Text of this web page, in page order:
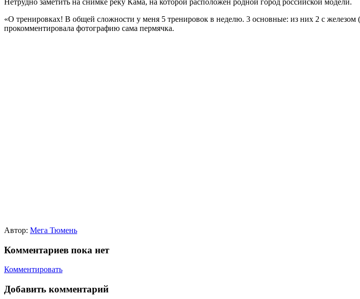
«О тренировках! В общей сложности у меня 5 тренировок в неделю. 3 основные: из них 2 с
прокомментировала фотографию сама пермячка.
Автор: Мега Тюмень
Комментариев пока нет
Комментировать
Добавить комментарий